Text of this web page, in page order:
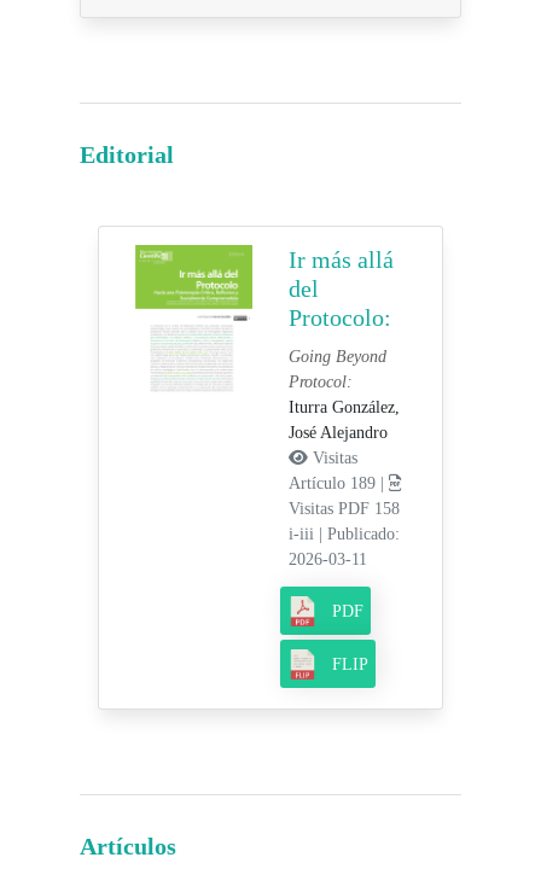
Editorial
Ir más allá
del
Protocolo:
Going Beyond
Protocol:
Iturra González,
José Alejandro
Visitas
Artículo 189 |
Visitas PDF 158
i-iii
Publicado:
2026-03-11
PDF
FLIP
Artículos